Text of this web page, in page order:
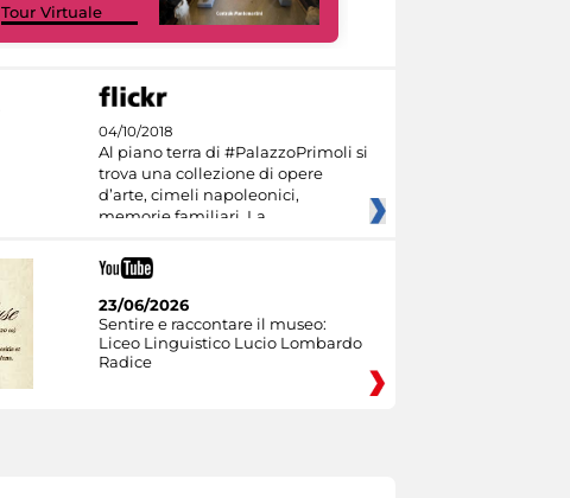
Tour Virtuale
04/10/2018
Al piano terra di #PalazzoPrimoli si
trova una collezione di opere
d’arte, cimeli napoleonici,
memorie familiari. La
23/06/2026
Sentire e raccontare il museo:
Liceo Linguistico Lucio Lombardo
Radice